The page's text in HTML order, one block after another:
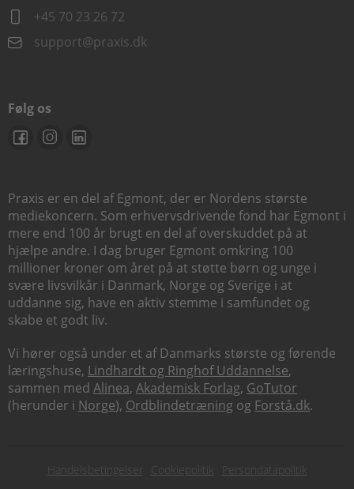
+45 70 23 26 72
support@praxis.dk
Følg os
Praxis er en del af Egmont, der er Nordens største
mediekoncern. Som erhvervsdrivende fond har Egmont i
mere end 100 år brugt en del af overskuddet på at
hjælpe andre. I dag bruger Egmont omkring 100
millioner kroner om året på at støtte børn og unge i
svære livsvilkår i Danmark, Norge og Sverige i at
uddanne sig, have en aktiv stemme i samfundet og
skabe et godt liv.
Vi hører også under et af Danmarks største og førende
læringshuse, Lindhardt og Ringhof Uddannelse,
sammen med Alinea, Akademisk Forlag, GoTutor
(herunder i Norge), Ordblindetræning og Forstå.dk.
Subfooter
Handelsbetingelser Cookiepolitik Persondatapolitik